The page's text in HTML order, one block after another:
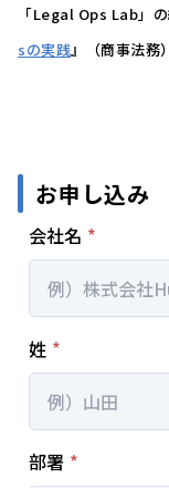
「Legal Ops Lab」
sの実践』（商事法務
お申し込み